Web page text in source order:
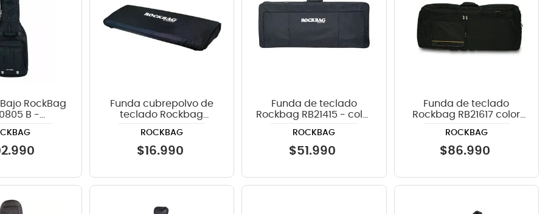
RockBag
B -
.990
Funda cubrepolvo de
teclado Rockbag
color negro
ROCKBAG
$16.990
Funda de teclado
Rockbag RB21415 - color
ROCKBAG
$51 .990
Funda de teclado
Rockbag RB21617 color
ROCKBAG
$86.990